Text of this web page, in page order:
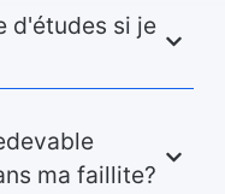
d'études si je
ma faillite?